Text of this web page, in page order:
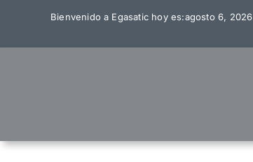
content
Bienvenido a Egasatic hoy es:agosto 6, 2026